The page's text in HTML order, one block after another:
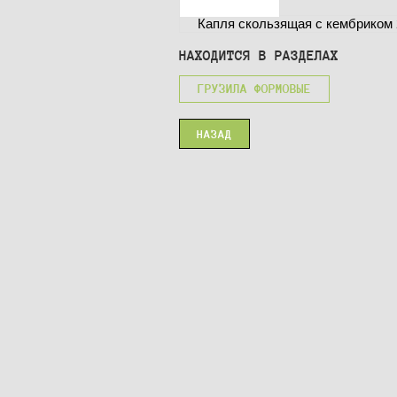
Капля скользящая с кембриком
НАХОДИТСЯ В РАЗДЕЛАХ
ГРУЗИЛА ФОРМОВЫЕ
НАЗАД